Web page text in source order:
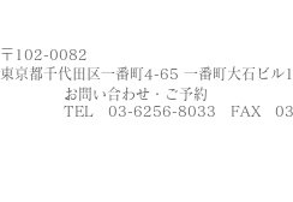
〒102-0082
東京都千代田区一番町4-65​ 一番町大石ビ
お問い合わせ・ご予約
TEL 03-6256-8033 FAX